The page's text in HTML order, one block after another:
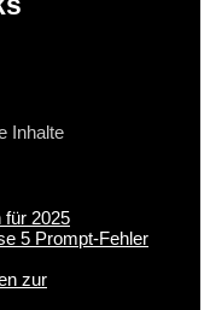
Inhalte
für 2025
5 Prompt-Fehler
zur